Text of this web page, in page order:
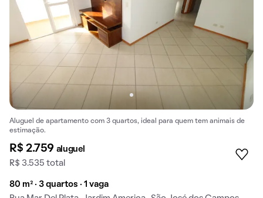
Aluguel de apartamento com 3 quartos, ideal para quem tem animais de
estimação.
R$ 2.759 aluguel
R$ 3.535 total
80 m² · 3 quartos · 1 vaga